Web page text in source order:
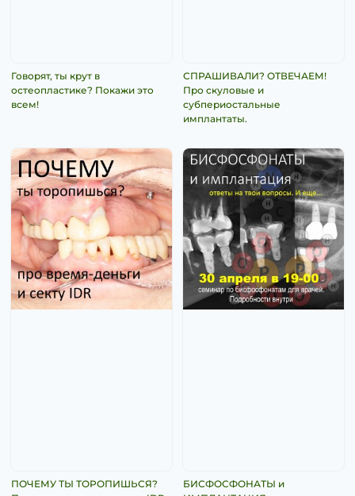
Говорят, ты крут в
остеопластике? Покажи это
всем!
СПРАШИВАЛИ? ОТВЕЧАЕМ!
Про скуловые и
субпериостальные
имплантаты.
ПОЧЕМУ ТЫ ТОРОПИШЬСЯ?
БИСФОСФОНАТЫ и